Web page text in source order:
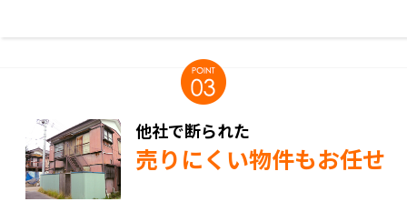
他社で断られた
売りにくい物件もお任せ